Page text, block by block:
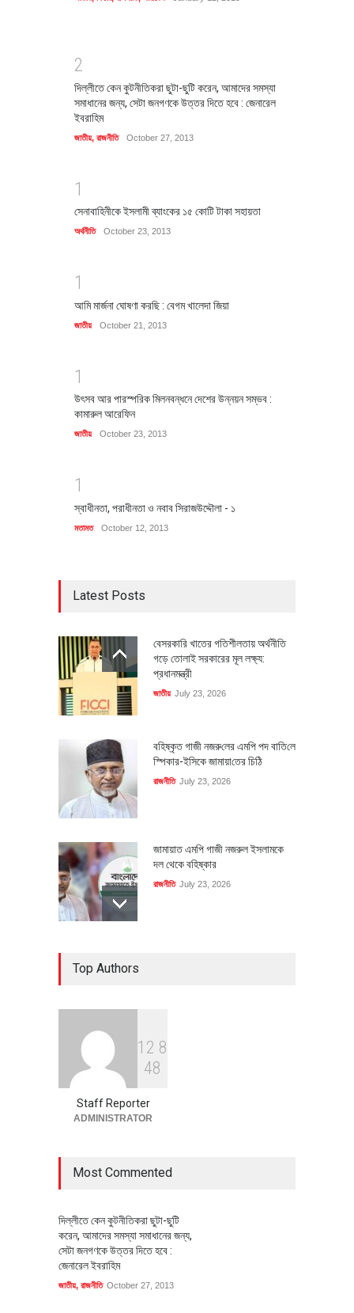
2
দিল্লীতে কেন কুটনীতিকরা ছুটা-ছুটি করেন, আমাদের সমস্যা
সমাধানের জন্য, সেটা জনগণকে উত্তর দিতে হবে : জেনারেল
ইবরাহিম
জাতীয়, রাজনীতি October 27, 2013
1
সেনাবাহিনীকে ইসলামী ব্যাংকের ১৫ কোটি টাকা সহায়তা
অর্থনীতি October 23, 2013
1
আমি মার্জনা ঘোষণা করছি : বেগম খালেদা জিয়া
জাতীয় October 21, 2013
1
উৎসব আর পারস্পরিক মিলনবন্ধনে দেশের উন্নয়ন সম্ভব :
কামারুল আরেফিন
জাতীয় October 23, 2013
1
স্বাধীনতা, পরাধীনতা ও নবাব সিরাজউদ্দৌলা - ১
মতামত October 12, 2013
Latest Posts
বেসরকারি খাতের গতিশীলতায় অর্থনীতি
গড়ে তোলাই সরকারের মূল লক্ষ্য:
প্রধানমন্ত্রী
জাতীয় July 23, 2026
বহিষ্কৃত গাজী নজরু‌লের এম‌পি পদ বা‌তি‌লে
স্পিকার-ইসিকে জামায়া‌তের চি‌ঠি
রাজনীতি July 23, 2026
জামায়াত এমপি গাজী নজরুল ইসলামকে
দল থেকে বহিষ্কার
রাজনীতি July 23, 2026
বৈশ্বিক প্রতিযোগিতা সক্ষমতা বাড়াতে
পোশাক শিল্পে নতুন উদ্যোগ
Top Authors
1 2 8
48
Staff Reporter
ADMINISTRATOR
Most Commented
দিল্লীতে কেন কুটনীতিকরা ছুটা-ছুটি
করেন, আমাদের সমস্যা সমাধানের জন্য,
সেটা জনগণকে উত্তর দিতে হবে :
জেনারেল ইবরাহিম
জাতীয়, রাজনীতি October 27, 2013